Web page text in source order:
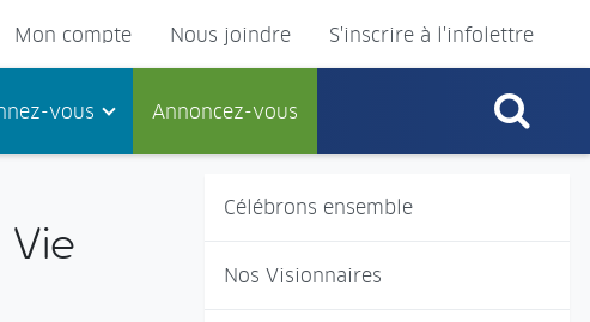
Mon compte Nous joindre S'inscrire à l'infolettre
vous Annoncez-vous
Célébrons ensemble
Nos Visionnaires
Vie